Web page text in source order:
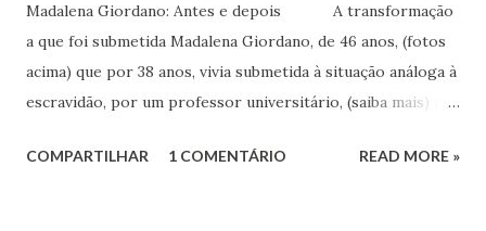
Madalena Giordano: Antes e depois A transformação
a que foi submetida Madalena Giordano, de 46 anos, (fotos
acima) que por 38 anos, vivia submetida à situação análoga à
escravidão, por um professor universitário, (saiba mais) não
reflexões na condição em que se afirma o Ser Humano.
COMPARTILHAR 1 COMENTÁRIO READ MORE »